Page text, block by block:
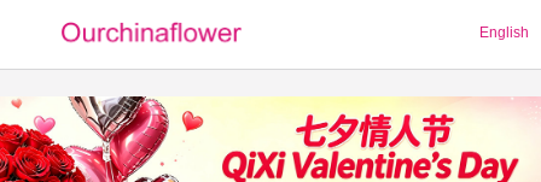
English